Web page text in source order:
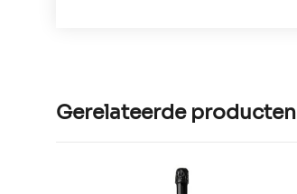
Gerelateerde producten